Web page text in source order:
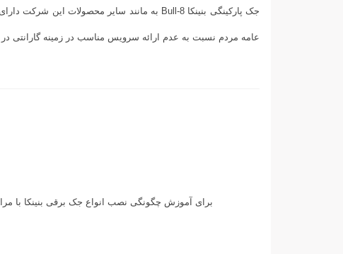
عامه مردم نسبت به عدم ارائه سرویس مناسب در زمینه گارانتی
برای آموزش چگونگی نصب انواع جک برقی بنینکا با